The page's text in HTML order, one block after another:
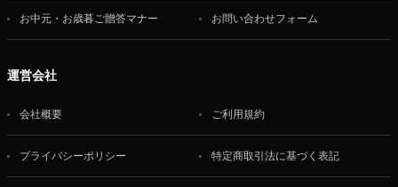
お中元・お歳暮ご贈答マナー お問い合わせフォーム
運営会社
会社概要 ご利用規約
プライバシーポリシー 特定商取引法に基づく表記